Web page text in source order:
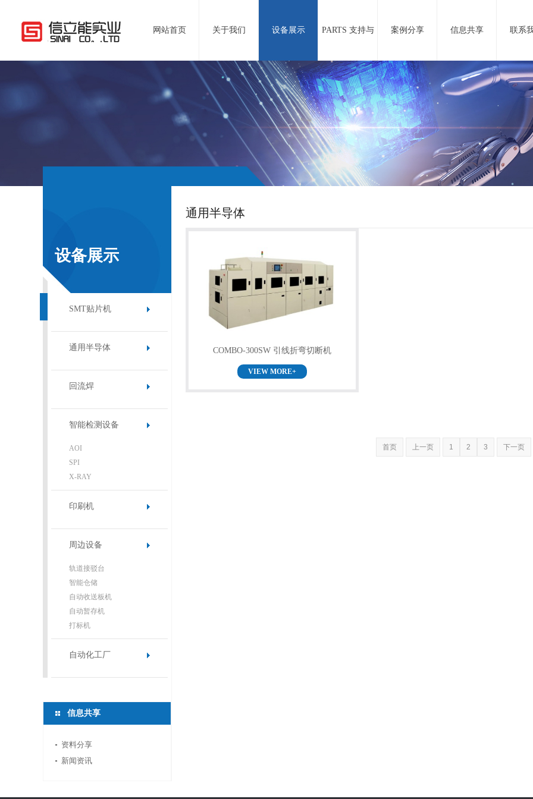
网站首页 关于我们 设备展示 PARTS 支持与 案例分享 信息共享 联系
设备展示
SMT贴片机
通用半导体
回流焊
智能检测设备
AOI
SPI
X-RAY
印刷机
周边设备
轨道接驳台
智能仓储
自动收送板机
自动暂存机
打标机
自动化工厂
信息共享
资料分享
新闻资讯
通用半导体
COMBO-300SW 引线折弯切断机
VIEW MORE+
首页 上一页 1 2 3 下一页